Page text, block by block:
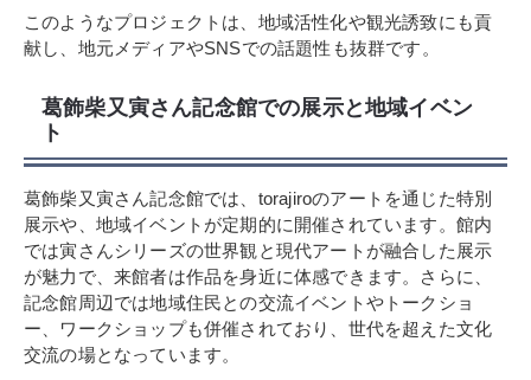
このようなプロジェクトは、地域活性化や観光誘致にも貢
献し、地元メディアやSNSでの話題性も抜群です。
葛飾柴又寅さん記念館での展示と地域イベン
ト
葛飾柴又寅さん記念館では、torajiroのアートを通じた特別
展示や、地域イベントが定期的に開催されています。館内
では寅さんシリーズの世界観と現代アートが融合した展示
が魅力で、来館者は作品を身近に体感できます。さらに、
記念館周辺では地域住民との交流イベントやトークショ
ー、ワークショップも併催されており、世代を超えた文化
交流の場となっています。